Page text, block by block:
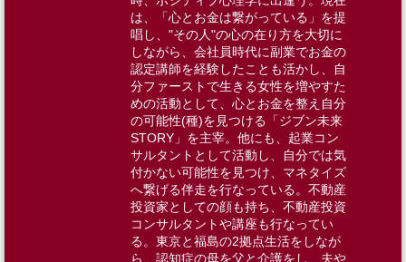
は、「心とお金は繋がっている」を提
唱し、"その人"の心の在り方を大切に
しながら、会社員時代に副業でお金の
認定講師を経験したことも活かし、自
分ファーストで生きる女性を増やすた
めの活動として、心とお金を整え自分
の可能性(種)を見つける「ジブン未来
STORY」を主宰。他にも、起業コン
サルタントとして活動し、自分では気
付かない可能性を見つけ、マネタイズ
へ繋げる伴走を行なっている。不動産
投資家としての顔も持ち、不動産投資
コンサルタントや講座も行なってい
る。東京と福島の2拠点生活をしなが
ら、認知症の母を父と介護をし、夫や